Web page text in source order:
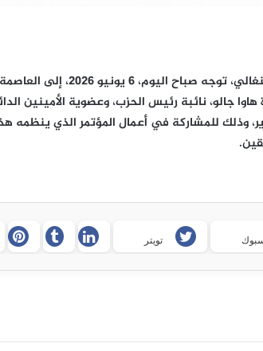
بدعوة من حزب باستيف
جالو، نائبة رئيس الحزب، وعضوية الأمينين
وذلك للمشاركة في أعمال المؤتمر الذي ينظمه
تويتر